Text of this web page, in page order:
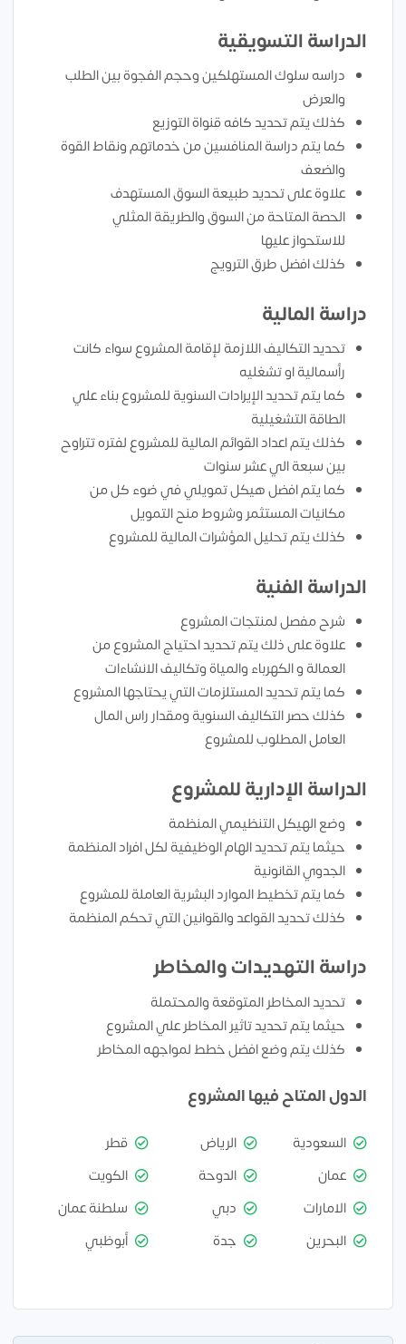
الدراسة التسويقية
دراسه سلوك المستهلكين وحجم الفجوة بين الطلب
والعرض
كذلك يتم تحديد كافه قنواة التوزيع
كما يتم دراسة المنافسين من خدماتهم ونقاط القوة
والضعف
علاوة على تحديد طبيعة السوق المستهدف
الحصة المتاحة من السوق والطريقة المثلي
للاستحواز عليها
كذلك افضل طرق الترويج
دراسة المالية
تحديد التكاليف اللازمة لإقامة المشروع سواء كانت
رأسمالية او تشغليه
كما يتم تحديد الإيرادات السنوية للمشروع بناء علي
الطاقة التشغيلية
كذلك يتم اعداد القوائم المالية للمشروع لفتره تتراوح
بين سبعة الي عشر سنوات
كما يتم افضل هيكل تمويلي في ضوء كل من
مكانيات المستثمر وشروط منح التمويل
كذلك يتم تحليل المؤشرات المالية للمشروع
الدراسة الفنية
شرح مفصل لمنتجات المشروع
علاوة على ذلك يتم تحديد احتياج المشروع من
العمالة و الكهرباء والمياة وتكاليف الانشاءات
كما يتم تحديد المستلزمات التي يحتاجها المشروع
كذلك حصر التكاليف السنوية ومقدار راس المال
العامل المطلوب للمشروع
الدراسة الإدارية للمشروع
وضع الهيكل التنظيمي المنظمة
حيثما يتم تحديد الهام الوظيفية لكل افراد المنظمة
الجدوي القانونية
كما يتم تخطيط الموارد البشرية العاملة للمشروع
كذلك تحديد القواعد والقوانين التي تحكم المنظمة
دراسة التهديدات والمخاطر
تحديد المخاطر المتوقعة والمحتملة
حيثما يتم تحديد تاثير المخاطر علي المشروع
كذلك يتم وضع افضل خطط لمواجهه المخاطر
الدول المتاح فيها المشروع
السعودية الرياض
قطر
عمان
الدوحة
الكويت
الامارات
دبي
سلطنة عمان
البحرين
جدة أبوظبي